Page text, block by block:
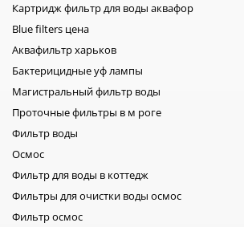
Картридж фильтр для воды аквафор
Blue filters цена
Аквафильтр харьков
Бактерицидные уф лампы
Магистральный фильтр воды
Проточные фильтры в м роге
Фильтр воды
Осмос
Фильтр для воды в коттедж
Фильтры для очистки воды осмос
Фильтр осмос